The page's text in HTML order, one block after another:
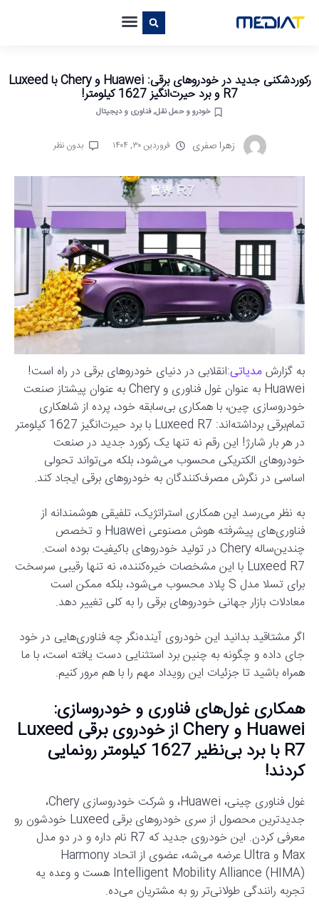
رکوردشکنی جدید در خودروهای برقی: Huawei و Chery با Luxeed
R7 و برد حیرت‌انگیز 1627 کیلومتر!
خودرو و حمل نقل,فناوری و دیجیتال
زهرا صفری فروردین ۳۰, ۱۴۰۴ بدون نظر
به گزارشمدیاتی:انقلابی در دنیای خودروهای برقی در راه است!
Huawei به عنوان غول فناوری و Chery به عنوان پیشتاز صنعت
خودروسازی چین، با همکاری بی‌سابقه خود، پرده از شاهکاری
تمام‌برقی برداشته‌اند: Luxeed R7 با برد حیرت‌انگیز 1627 کیلومتر
در هر بار شارژ! این رقم نه تنها یک رکورد جدید در صنعت
خودروهای الکتریکی محسوب می‌شود، بلکه می‌تواند تحولی
اساسی در نگرش مصرف‌کنندگان به خودروهای برقی ایجاد کند.
به نظر می‌رسد این همکاری استراتژیک، تلفیقی هوشمندانه از
فناوری‌های پیشرفته هوش مصنوعی Huawei و تخصص
چندین‌ساله Chery در تولید خودروهای باکیفیت بوده است.
Luxeed R7 با این مشخصات خیره‌کننده، نه تنها رقیبی سرسخت
برای تسلا مدل S پلاد محسوب می‌شود، بلکه ممکن است
معادلات بازار جهانی خودروهای برقی را به کلی تغییر دهد.
اگر مشتاقید بدانید این خودروی آینده‌نگر چه فناوری‌هایی در خود
جای داده و چگونه به چنین برد استثنایی دست یافته است، با ما
همراه باشید تا جزئیات این رویداد مهم را با هم مرور کنیم.
همکاری غول‌های فناوری و خودروسازی:
Huawei و Chery از خودروی برقی Luxeed
R7 با برد بی‌نظیر 1627 کیلومتر رونمایی
کردند!
غول فناوری چینی، Huawei، و شرکت خودروسازی Chery،
جدیدترین محصول از سری خودروهای برقی Luxeed خودشون رو
معرفی کردن. این خودروی جدید که R7 نام داره و در دو مدل
Max و Ultra عرضه می‌شه، عضوی از اتحاد Harmony
Intelligent Mobility Alliance (HIMA) هست و وعده یه
تجربه رانندگی طولانی‌تر رو به مشتریان می‌ده.